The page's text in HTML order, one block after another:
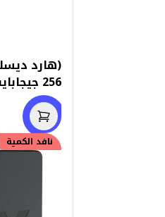
(هارد
خارج
خصم50.00
نافد الكمية